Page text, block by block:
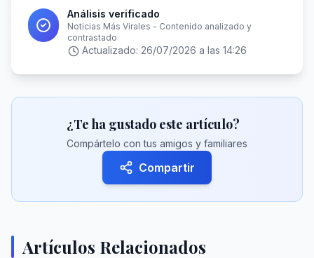
Análisis verificado
Noticias Más Virales - Contenido analizado y
contrastado
Actualizado: 26/07/2026 a las 14:26
¿Te ha gustado este artículo?
Compártelo con tus amigos y familiares
Compartir
Artículos Relacionados